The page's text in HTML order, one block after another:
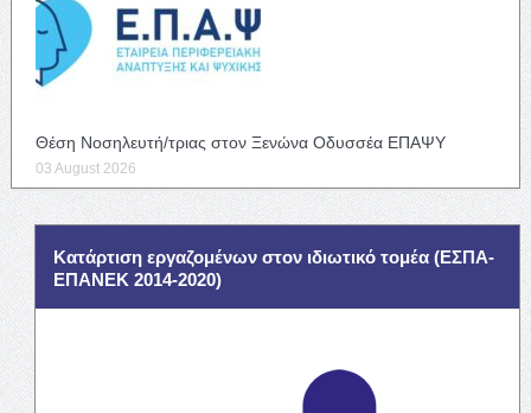
Θέση Νοσηλευτή/τριας στον Ξενώνα Οδυσσέα ΕΠΑΨΥ
03 August 2026
Κατάρτιση εργαζομένων στον ιδιωτικό τομέα (ΕΣΠΑ-
ΕΠΑΝΕΚ 2014-2020)